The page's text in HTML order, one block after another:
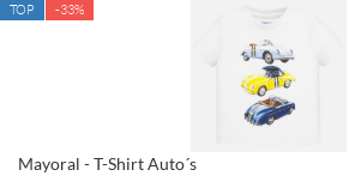
TOP -33%
Mayoral - T-Shirt Auto´s